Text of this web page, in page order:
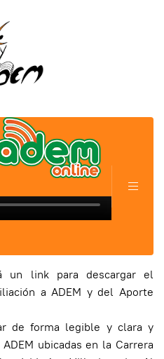
un link para descargar el
a ADEM y del Aporte
de forma legible y clara y
ubicadas en la Carrera